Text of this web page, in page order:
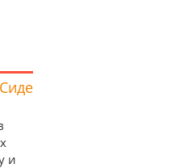
Сиде
и